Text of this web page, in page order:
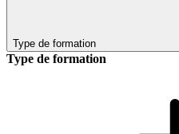
Type de formation
Type de formation